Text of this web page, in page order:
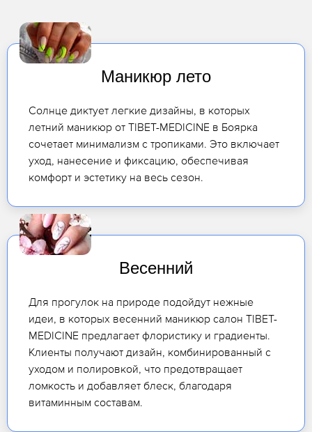
Маникюр лето
Солнце диктует легкие дизайны, в которых
летний маникюр от TIBET-MEDICINE в Боярка
сочетает минимализм с тропиками. Это включает
уход, нанесение и фиксацию, обеспечивая
комфорт и эстетику на весь сезон.
Весенний
Для прогулок на природе подойдут нежные
идеи, в которых весенний маникюр салон TIBET-
MEDICINE предлагает флористику и градиенты.
Клиенты получают дизайн, комбинированный с
уходом и полировкой, что предотвращает
ломкость и добавляет блеск, благодаря
витаминным составам.